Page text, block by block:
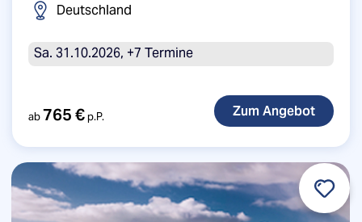
Deutschland
Sa. 31.10.2026, +7 Termine
ab765 €p.P.